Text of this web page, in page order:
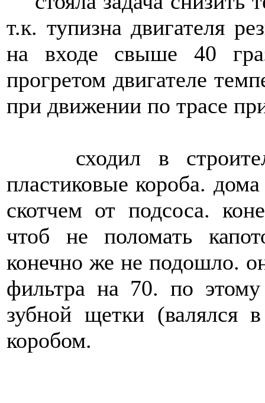
т.к. тупизна двигателя
на входе свыше 40
прогретом двигателе
при движении по трасе
сходил в
пластиковые короба.
скотчем от подсоса.
чтоб не поломать
конечно же не подошло.
фильтра на 70. по этому
зубной щетки (валялся
коробом.